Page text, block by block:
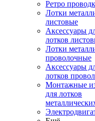
Ретро
Лотки
листовые
Аксессуары
лотков
Лотки
проволочные
Аксессуары
лотков
Монтажные
для лотков